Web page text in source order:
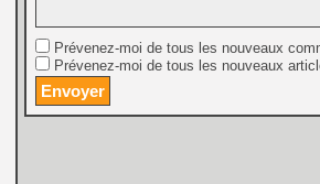
Prévenez-moi de tous les nouveaux
Prévenez-moi de tous les nouveaux